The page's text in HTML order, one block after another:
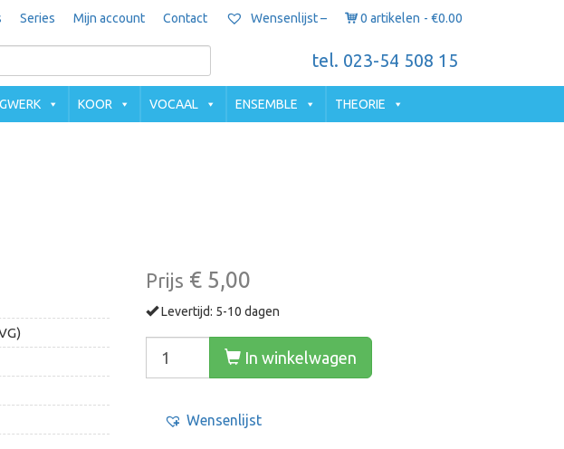
Series Mijn account Contact Wensenlijst – 0 artikelen €0.00
tel. 023-54 508 15
KOOR VOCAAL ENSEMBLE THEORIE
Prijs € 5,00
Levertijd: 5-10 dagen
In winkelwagen
Wensenlijst